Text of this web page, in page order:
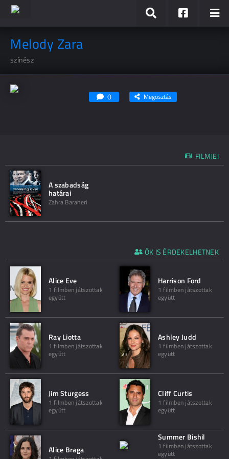
Melody Zara
színész
0 Megosztás
FILMJEI
A szabadság
határai
Zahra Baraheri
ŐK IS ÉRDEKELHETNEK
Alice Eve
1 filmben játszottak
együtt
Harrison Ford
1 filmben játszottak
együtt
Ray Liotta
1 filmben játszottak
együtt
Ashley Judd
1 filmben játszottak
együtt
Jim Sturgess
1 filmben játszottak
együtt
Cliff Curtis
1 filmben játszottak
együtt
Alice Braga
Summer Bishil
1 filmben játszottak
együtt